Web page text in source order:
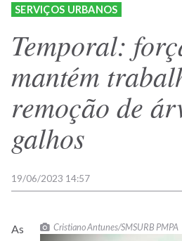
SERVIÇOS URBANOS
Temporal:
mantém
remoção de
galhos
19/06/2023 14:57
Cristiano Antunes/SMSURB PMPA
As